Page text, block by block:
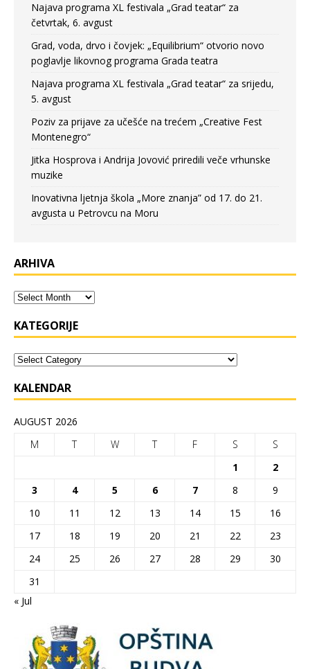
Najava programa XL festivala „Grad teatar“ za
četvrtak, 6. avgust
Grad, voda, drvo i čovjek: „Equilibrium“ otvorio novo
poglavlje likovnog programa Grada teatra
Najava programa XL festivala „Grad teatar“ za srijedu,
5. avgust
Poziv za prijave za učešće na trećem „Creative Fest
Montenegro“
Jitka Hosprova i Andrija Jovović priredili veče vrhunske
muzike
Inovativna ljetnja škola „More znanja” od 17. do 21.
avgusta u Petrovcu na Moru
ARHIVA
KATEGORIJE
KALENDAR
AUGUST 2026
M
T W T F S
S
1
2
3
4 5 6 7 8
9
10
11 12 13 14 15
16
17
18 19 20 21 22
23
24
25 26 27 28 29
30
31
« Jul